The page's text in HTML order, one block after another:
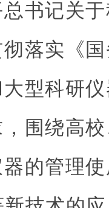
书记关
落实《
型科研
围绕高
的管理